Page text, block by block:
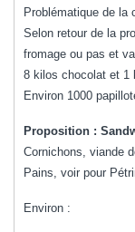
Problématique de la
Selon retour de la
fromage ou pas et
8 kilos chocolat et 1
Environ 1000
Proposition :
Cornichons, viande
Pains, voir pour
Environ :